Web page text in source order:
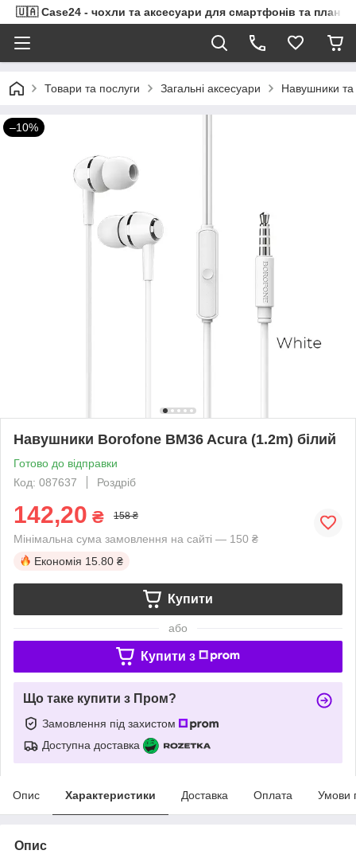
🇺🇦 Case24 - чохли та аксесуари для смартфонів та
Товари та послуги Загальні аксесуари Навушники та
–10%
Навушники Borofone BM36 Acura (1.2m) білий
Готово до відправки
Код: 087637
Роздріб
142,20 ₴ 158 ₴
Мінімальна сума замовлення на сайті — 150 ₴
Економія 15.80 ₴
Купити
або
Купити з
Що таке купити з Пром?
Замовлення під захистом
Доступна доставка
Опис Характеристики Доставка Оплата Умови
Опис